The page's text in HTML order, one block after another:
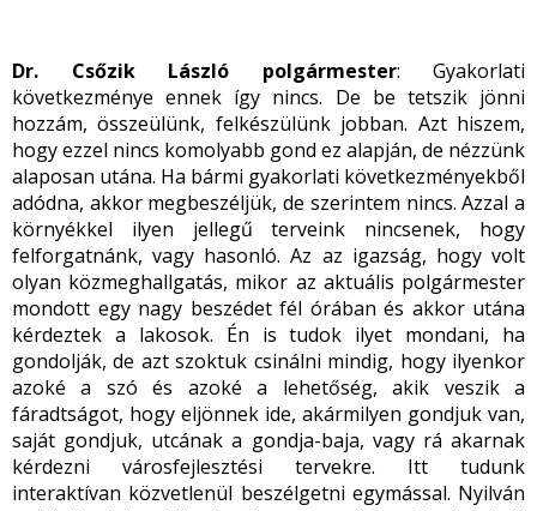
Dr. Csőzik László polgármester: Gyakorlati
következménye ennek így nincs. De be tetszik jönni
hozzám, összeülünk, felkészülünk jobban. Azt hiszem,
hogy ezzel nincs komolyabb gond ez alapján, de nézzünk
alaposan utána. Ha bármi gyakorlati következményekből
adódna, akkor megbeszéljük, de szerintem nincs. Azzal a
környékkel ilyen jellegű terveink nincsenek, hogy
felforgatnánk, vagy hasonló. Az az igazság, hogy volt
olyan közmeghallgatás, mikor az aktuális polgármester
mondott egy nagy beszédet fél órában és akkor utána
kérdeztek a lakosok. Én is tudok ilyet mondani, ha
gondolják, de azt szoktuk csinálni mindig, hogy ilyenkor
azoké a szó és azoké a lehetőség, akik veszik a
fáradtságot, hogy eljönnek ide, akármilyen gondjuk van,
saját gondjuk, utcának a gondja-baja, vagy rá akarnak
kérdezni városfejlesztési tervekre. Itt tudunk
interaktívan közvetlenül beszélgetni egymással. Nyilván